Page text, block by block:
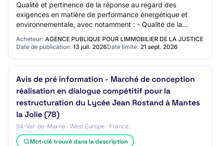
Qualité et pertinence de la réponse au regard des
exigences en matière de performance énergétique et
environnementale, avec notamment : - Qualité de la
Acheteur: AGENCE PUBLIQUE POUR LIMMOBILIER DE LA JUSTICE
Date de publication: 13 juil. 2026Date limite: 21 sept. 2026
Avis de pré information - Marché de conception
réalisation en dialogue compétitif pour la
restructuration du Lycée Jean Rostand à Mantes
la Jolie (78)
94-Val-de-Marne · West Europe · France
Mot-clé trouvé dans la description